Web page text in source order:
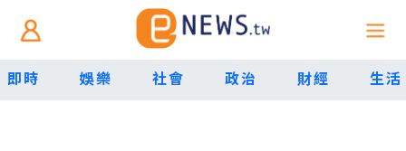
即時 娛樂 社會 政治 財經 生活